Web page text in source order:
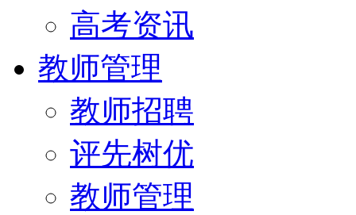
高考资讯
教师管理
教师招聘
评先树优
教师管理